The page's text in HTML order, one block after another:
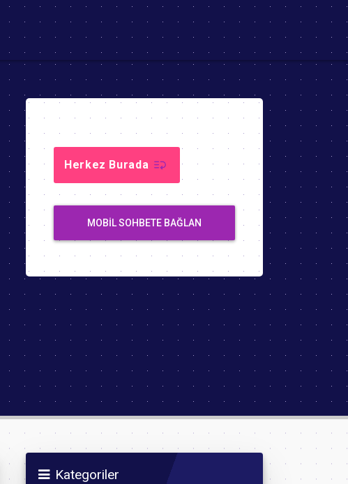
Herkez Burada
MOBIL SOHBETE BAĞLAN
Kategoriler